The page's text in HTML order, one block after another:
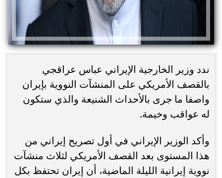
ندد وزير الخارجية الإيراني عباس عراقجي
بالقصف الأمريكي على المنشآت النووية بإيران
واصفا ما جرى بالأحداث الشنيعة والذي ستكون
له عواقب وخيمة.
وأكد الوزير الإيراني في أول تصريح إيراني من
هذا المستوى بعد القصف الأمريكي لثلاث منشآت
نووية إيرانية الليلة الماضية، أن إيران تحتفظ بكل